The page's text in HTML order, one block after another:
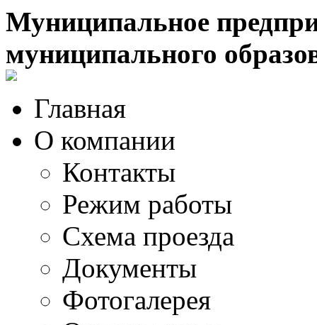
Муниципальное
муниципального
Главная
О компании
Контакты
Режим работы
Схема проезда
Документы
Фотогалерея